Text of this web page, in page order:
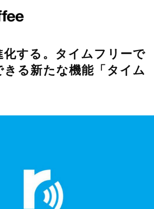
化する。タイムフリーで
きる新たな機能「タイム